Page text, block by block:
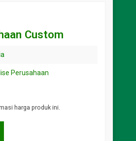
Custom
Perusahaan
harga produk ini.